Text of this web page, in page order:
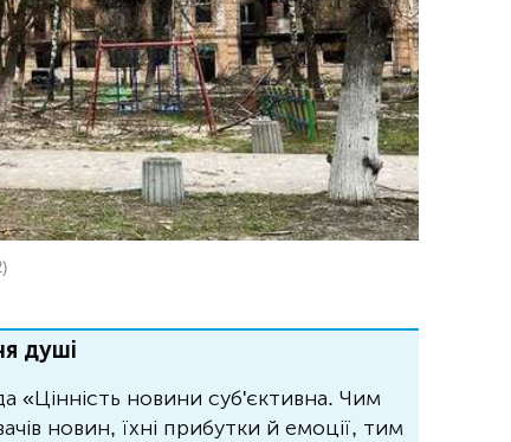
душі
«Цінність новини суб'єктивна. Чим
новин, їхні прибутки й емоції, тим